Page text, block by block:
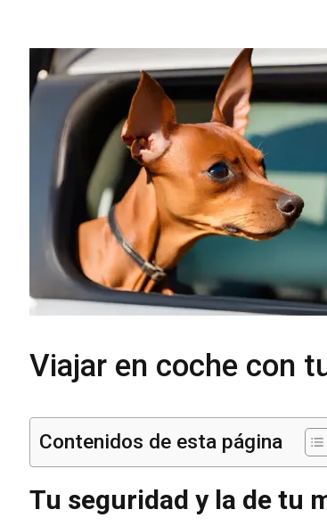
Viajar en coche con
Contenidos de esta página
Tu seguridad y la de tu